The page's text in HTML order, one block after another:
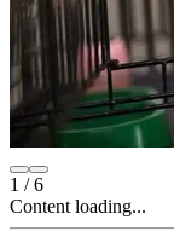
1 /6
Content loading...